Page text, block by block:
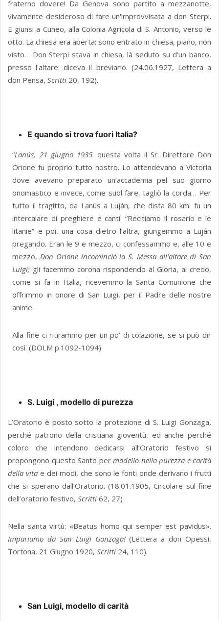
fraterno dovere! Da Genova sono partito a mezzanotte,
vivamente desideroso di fare un'improvvisata a don Sterpi.
E giunsi a Cuneo, alla Colonia Agricola di S. Antonio, verso le
otto. La chiesa era aperta; sono entrato in chiesa, piano, non
visto… Don Sterpi stava in chiesa, là seduto su d’un banco,
presso l'altare: diceva il breviario. (24.06.1927, Lettera a
don Pensa, Scritti 20, 192).
E quando si trova fuori Italia?
“Lanús, 21 giugno 1935. questa volta il Sr. Direttore Don
Orione fu proprio tutto nostro. Lo attendevano a Victoria
dove avevano preparato un’accademia pel suo giorno
onomastico e invece, come suol fare, tagliò la corda… Per
tutto il tragitto, da Lanús a Luján, che dista 80 km. fu un
intercalare di preghiere e canti: “Recitiamo il rosario e le
litanie” e poi, una cosa dietro l’altra, giungemmo a Luján
pregando. Eran le 9 e mezzo, ci confessammo e, alle 10 e
mezzo,Don Orione incominciò la S. Messa all’altare di San
Luigi; gli facemmo corona rispondendo al Gloria, al credo,
come si fa in Italia, ricevemmo la Santa Comunione che
offrimmo in onore di San Luigi, per il Padre delle nostre
anime.
Alla fine ci ritirammo per un po’ di colazione, se si può dir
così. (DOLM p.1092-1094)
S. Luigi , modello di purezza
L’Oratorio è posto sotto la protezione di S. Luigi Gonzaga,
perché patrono della cristiana gioventù, ed anche perché
coloro che intendono dedicarsi all’Oratorio festivo si
propongono questo Santo per modello nella purezza e carità
della vitae dei modi, che sono le fonti onde derivano i frutti
che si sperano dall’Oratorio. (18.01.1905, Circolare sul fine
dell’oratorio festivo, Scritti 62, 27)
Nella santa virtù: «Beatus homo qui semper est pavidus».
Impariamo da San Luigi Gonzaga!(Lettera a don Opessi,
Tortona, 21 Giugno 1920, Scritti 24, 110).
San Luigi, modello di carità